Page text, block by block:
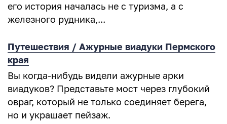
его история началась не с туризма, а с
железного рудника,...
Путешествия / Ажурные виадуки Пермского
края
Вы когда-нибудь видели ажурные арки
виадуков? Представьте мост через глубокий
овраг, который не только соединяет берега,
но и украшает пейзаж.